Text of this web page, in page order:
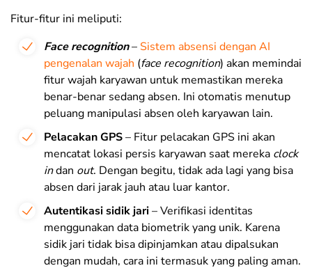
Fitur-fitur ini meliputi:
Face recognition– Sistem absensi dengan AI
pengenalan wajah (face recognition) akan memindai
fitur wajah karyawan untuk memastikan mereka
benar-benar sedang absen. Ini otomatis menutup
peluang manipulasi absen oleh karyawan lain.
Pelacakan GPS– Fitur pelacakan GPS ini akan
mencatat lokasi persis karyawan saat mereka clock
indan out. Dengan begitu, tidak ada lagi yang bisa
absen dari jarak jauh atau luar kantor.
Autentikasi sidik jari– Verifikasi identitas
menggunakan data biometrik yang unik. Karena
sidik jari tidak bisa dipinjamkan atau dipalsukan
dengan mudah, cara ini termasuk yang paling aman.